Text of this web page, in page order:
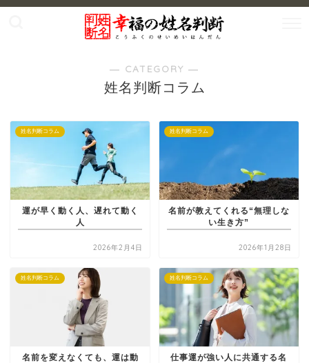
― CATEGORY ―
姓名判断コラム
姓名判断コラム
運が早く動く人、遅れて動く
人
2026年2月4日
姓名判断コラム
名前が教えてくれる“無理しな
い生き方”
2026年1月28日
姓名判断コラム
名前を変えなくても、運は動
姓名判断コラム
仕事運が強い人に共通する名